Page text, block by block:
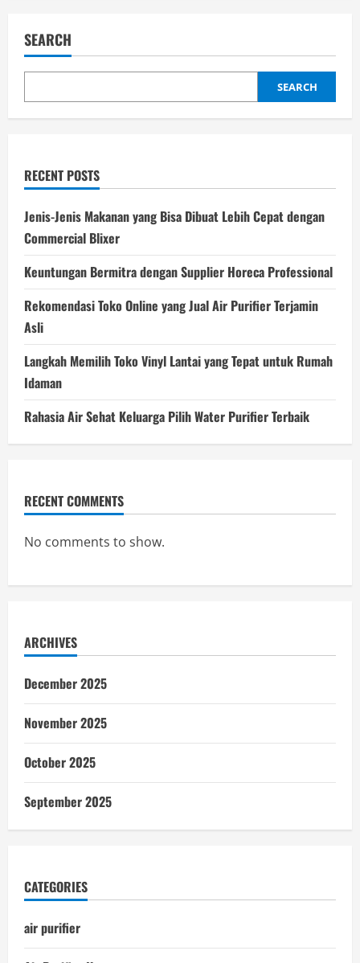
SEARCH
SEARCH
RECENT POSTS
Jenis-Jenis Makanan yang Bisa Dibuat Lebih Cepat dengan
Commercial Blixer
Keuntungan Bermitra dengan Supplier Horeca Professional
Rekomendasi Toko Online yang Jual Air Purifier Terjamin
Asli
Langkah Memilih Toko Vinyl Lantai yang Tepat untuk Rumah
Idaman
Rahasia Air Sehat Keluarga Pilih Water Purifier Terbaik
RECENT COMMENTS
No comments to show.
ARCHIVES
December 2025
November 2025
October 2025
September 2025
CATEGORIES
air purifier